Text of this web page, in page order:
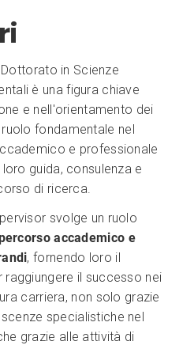
in Scienze
è una figura chiave
e nell'orientamento dei
fondamentale nel
e professionale
guida, consulenza e
di ricerca.
svolge un ruolo
accademico e
, fornendo loro il
il successo nei
carriera, non solo grazie
specialistiche nel
grazie alle attività di